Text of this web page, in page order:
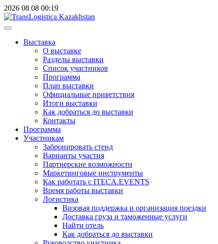
2026 08 08 00:19
Выставка
О выставке
Разделы выставки
Список участников
Программа
План выставки
Официальные приветствия
Итоги выставки
Как добраться до выставки
Контакты
Программа
Участникам
Забронировать стенд
Варианты участия
Партнерские возможности
Маркетинговые инструменты
Как работать с ITECA.EVENTS
Время работы выставки
Логистика
Визовая поддержка и организация поездки
Доставка груза и таможенные услуги
Найти отель
Как добраться до выставки